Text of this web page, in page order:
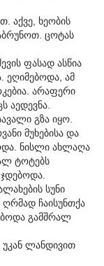
აქვე, ხეობის
ცოტას
ფასად ასწია
ეღიმებოდა, ამ
არაფერი
აედევნა.
გზა იყო.
მუხებისა და
ნისლი ახლაღა
ტოტებს
სუნი
ღრმად ჩაისუნთქა
გამშრალ
უკან ლანდივით